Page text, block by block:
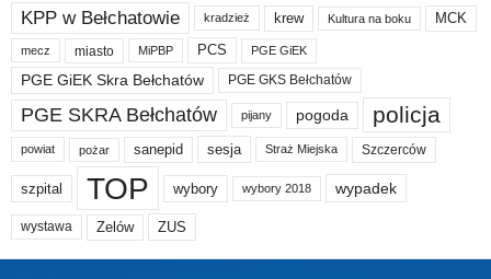
KPP w Bełchatowie kradzież krew Kultura na boku MCK
mecz miasto MiPBP PCS PGE GiEK
PGE GiEK Skra Bełchatów PGE GKS Bełchatów
PGE SKRA Bełchatów pijany pogoda policja
powiat pożar sanepid sesja Straż Miejska Szczerców
szpital TOP wybory wybory 2018 wypadek
wystawa Zelów ZUS